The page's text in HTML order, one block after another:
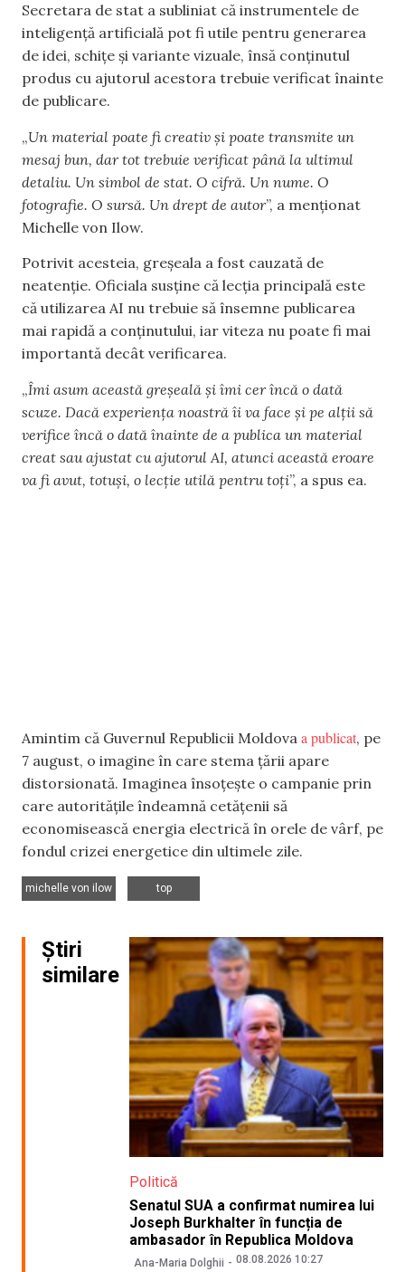
Secretara de stat a subliniat că instrumentele de
inteligență artificială pot fi utile pentru generarea
de idei, schițe și variante vizuale, însă conținutul
produs cu ajutorul acestora trebuie verificat înainte
de publicare.
„Un material poate fi creativ și poate transmite un
mesaj bun, dar tot trebuie verificat până la ultimul
detaliu. Un simbol de stat. O cifră. Un nume. O
fotografie. O sursă. Un drept de autor”, a menționat
Michelle von Ilow.
Potrivit acesteia, greșeala a fost cauzată de
neatenție. Oficiala susține că lecția principală este
că utilizarea AI nu trebuie să însemne publicarea
mai rapidă a conținutului, iar viteza nu poate fi mai
importantă decât verificarea.
„Îmi asum această greșeală și îmi cer încă o dată
scuze. Dacă experiența noastră îi va face și pe alții să
verifice încă o dată înainte de a publica un material
creat sau ajustat cu ajutorul AI, atunci această eroare
va fi avut, totuși, o lecție utilă pentru toți”, a spus ea.
Amintim că Guvernul Republicii Moldova a publicat, pe
7 august, o imagine în care stema țării apare
distorsionată. Imaginea însoțește o campanie prin
care autoritățile îndeamnă cetățenii să
economisească energia electrică în orele de vârf, pe
fondul crizei energetice din ultimele zile.
michelle von ilow
top
Știri
similare
Politică
Senatul SUA a confirmat numirea lui
Joseph Burkhalter în funcția de
ambasador în Republica Moldova
Ana-Maria Dolghii 08.08.2026 10:27